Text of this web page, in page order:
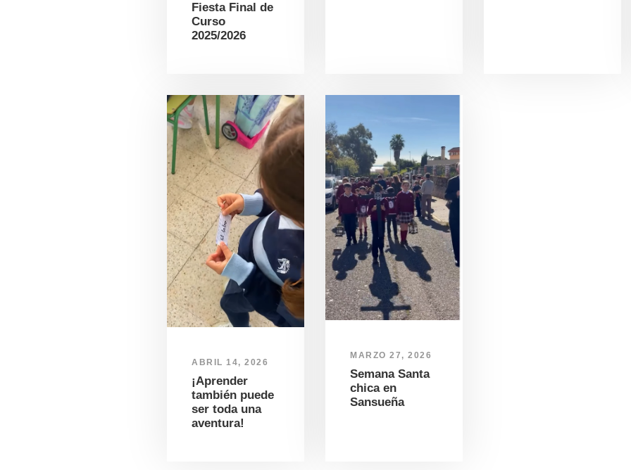
Fiesta Final de
Curso
2025/2026
ABRIL 14, 2026
¡Aprender
también puede
ser toda una
aventura!
MARZO 27, 2026
Semana Santa
chica en
Sansueña